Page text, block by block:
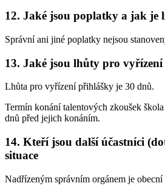
12. Jaké jsou poplatky a jak je
Správní ani jiné poplatky nejsou
13. Jaké jsou lhůty pro vyřízení
Lhůta pro vyřízení přihlášky je 30 dnů.
Termín konání talentových zkoušek
dnů před jejich konáním.
14. Kteří jsou další účastníci
situace
Nadřízeným správním orgánem je